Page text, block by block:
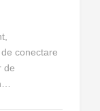
conectare
de